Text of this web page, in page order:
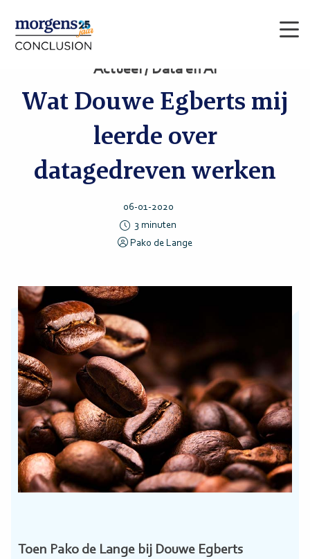
Actueel / Data en AI
Wat Douwe Egberts mij
leerde over
datagedreven werken
06-01-2020
3 minuten
Pako de Lange
Toen Pako de Lange bij Douwe Egberts